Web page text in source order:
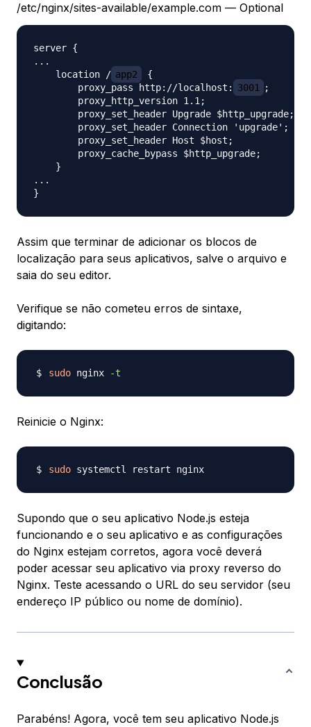
/etc/nginx/sites-available/example.com — Optional
server {
...
    location /
app2
{
        proxy_pass http://localhost:
3001 ;
        proxy_http_version 1.1;
        proxy_set_header Upgrade $http_upgrade;
        proxy_set_header Connection 'upgrade';
        proxy_set_header Host $host;
        proxy_cache_bypass $http_upgrade;
    }
...
Assim que terminar de adicionar os blocos de
localização para seus aplicativos, salve o arquivo e
saia do seu editor.
Verifique se não cometeu erros de sintaxe,
digitando:
sudo nginx -t
Reinicie o Nginx:
sudo
Supondo que o seu aplicativo Node.js esteja
funcionando e o seu aplicativo e as configurações
do Nginx estejam corretos, agora você deverá
poder acessar seu aplicativo via proxy reverso do
Nginx. Teste acessando o URL do seu servidor (seu
endereço IP público ou nome de domínio).
Conclusão
Parabéns! Agora, você tem seu aplicativo Node.js